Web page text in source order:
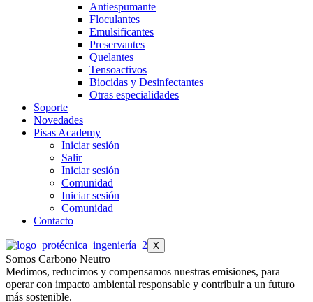
Antiespumante
Floculantes
Emulsificantes
Preservantes
Quelantes
Tensoactivos
Biocidas y Desinfectantes
Otras especialidades
Soporte
Novedades
Pisas Academy
Iniciar sesión
Salir
Iniciar sesión
Comunidad
Iniciar sesión
Comunidad
Contacto
X
Somos Carbono Neutro
Medimos, reducimos y compensamos nuestras emisiones, para
operar con impacto ambiental responsable y contribuir a un futuro
más sostenible.